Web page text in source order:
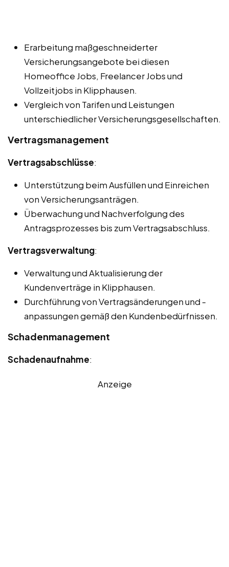
Erarbeitung maßgeschneiderter
Versicherungsangebote bei diesen
Homeoffice Jobs, Freelancer Jobs und
Vollzeitjobs in Klipphausen.
Vergleich von Tarifen und Leistungen
unterschiedlicher Versicherungsgesellschaften.
Vertragsmanagement
Vertragsabschlüsse:
Unterstützung beim Ausfüllen und Einreichen
von Versicherungsanträgen.
Überwachung und Nachverfolgung des
Antragsprozesses bis zum Vertragsabschluss.
Vertragsverwaltung:
Verwaltung und Aktualisierung der
Kundenverträge in Klipphausen.
Durchführung von Vertragsänderungen und -
anpassungen gemäß den Kundenbedürfnissen.
Schadenmanagement
Schadenaufnahme:
Anzeige